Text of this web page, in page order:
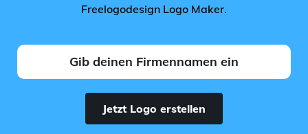
Freelogodesign Logo Maker.
Jetzt Logo erstellen